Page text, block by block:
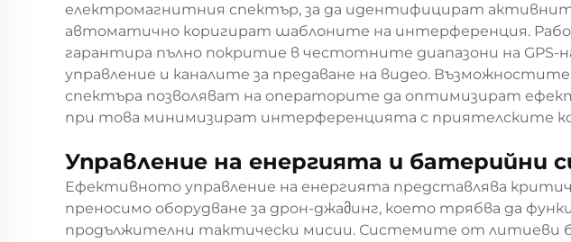
електромагнитния спектър, за да идентифицират активните
автоматично коригират шаблоните на интерференция.
гарантира пълно покритие в честотните диапазони на GPS-
управление и каналите за предаване на видео. Възможностите
спектъра позволяват на операторите да оптимизират
при това минимизират интерференцията с приятелските
Управление на енергията и батерийни
Ефективното управление на енергията представлява
преносимо оборудване за дрон-джаმинг, което трябва да
продължителни тактически мисии. Системите от литиеви